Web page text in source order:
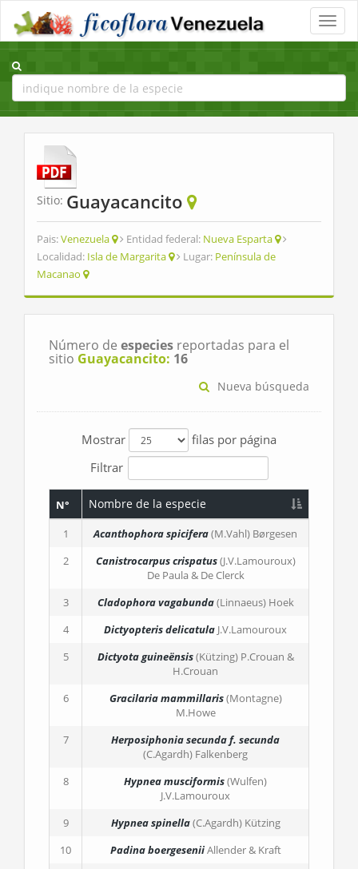
Toggle
Sitio: Guayacancito
Pais:Venezuela Entidad federal: Nueva Esparta
Localidad: Isla de Margarita Lugar: Península de
Macanao
Número de especies reportadas para el
sitio Guayacancito: 16
Nueva búsqueda
Mostrar
filas por página
Filtrar
N° Nombre de la especie
1 Acanthophora spicifera(M.Vahl) Børgesen
2
Canistrocarpus crispatus(J.V.Lamouroux)
De Paula & De Clerck
3
Cladophora vagabunda(Linnaeus) Hoek
4
Dictyopteris delicatula J.V.Lamouroux
5
Dictyota guineënsis(Kützing) P.Crouan &
H.Crouan
6
Gracilaria mammillaris(Montagne)
M.Howe
7
Herposiphonia secundaf. secunda
(C.Agardh) Falkenberg
8
Hypnea musciformis(Wulfen)
J.V.Lamouroux
9
Hypnea spinella(C.Agardh) Kützing
10
Padina boergeseniiAllender & Kraft